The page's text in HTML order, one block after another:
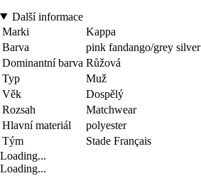
Další informace
Marki
Kappa
Barva
pink fandango/grey silver
Dominantní barva Růžová
Typ
Muž
Věk
Dospělý
Rozsah
Matchwear
Hlavní materiál
polyester
Tým
Stade Français
Loading...
Loading...